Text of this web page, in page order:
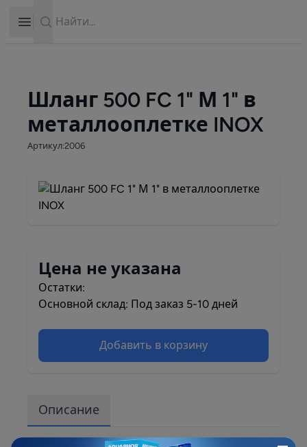
Open sidebar
Шланг 500 FC 1" М 1" в
металлооплетке INOX
Артикул:2006
Цена не указана
Остатки:
Основной склад: Под заказ 5-10 дней
Добавить в корзину
Описание